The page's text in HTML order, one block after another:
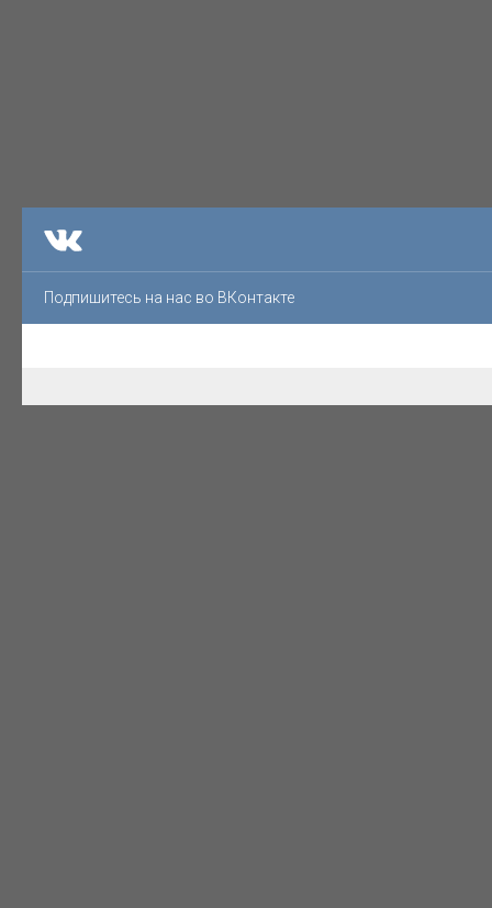
Подпишитесь на нас во ВКонтакте